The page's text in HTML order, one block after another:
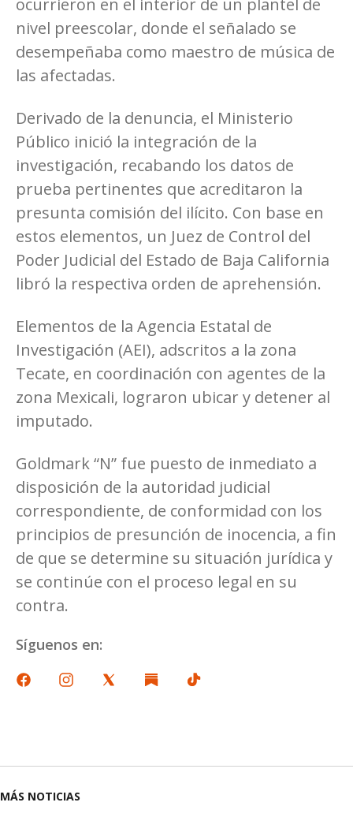
nivel preescolar, donde el señalado se
desempeñaba como maestro de música de
las afectadas.
Derivado de la denuncia, el Ministerio
Público inició la integración de la
investigación, recabando los datos de
prueba pertinentes que acreditaron la
presunta comisión del ilícito. Con base en
estos elementos, un Juez de Control del
Poder Judicial del Estado de Baja California
libró la respectiva orden de aprehensión.
Elementos de la Agencia Estatal de
Investigación (AEI), adscritos a la zona
Tecate, en coordinación con agentes de la
zona Mexicali, lograron ubicar y detener al
imputado.
Goldmark “N” fue puesto de inmediato a
disposición de la autoridad judicial
correspondiente, de conformidad con los
principios de presunción de inocencia, a fin
de que se determine su situación jurídica y
se continúe con el proceso legal en su
contra.
Síguenos en:
MÁS NOTICIAS